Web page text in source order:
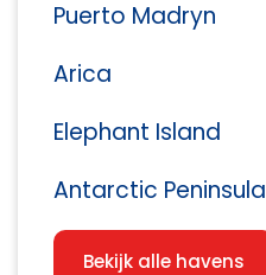
Puerto Madryn
Arica
Elephant Island
Antarctic Peninsula
Bekijk alle havens